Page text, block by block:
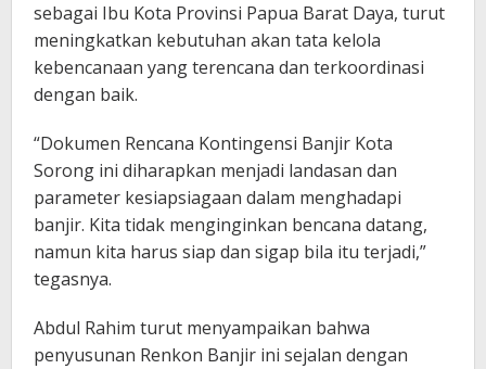
sebagai Ibu Kota Provinsi Papua Barat Daya, turut
meningkatkan kebutuhan akan tata kelola
kebencanaan yang terencana dan terkoordinasi
dengan baik.
“Dokumen Rencana Kontingensi Banjir Kota
Sorong ini diharapkan menjadi landasan dan
parameter kesiapsiagaan dalam menghadapi
banjir. Kita tidak menginginkan bencana datang,
namun kita harus siap dan sigap bila itu terjadi,”
tegasnya.
Abdul Rahim turut menyampaikan bahwa
penyusunan Renkon Banjir ini sejalan dengan